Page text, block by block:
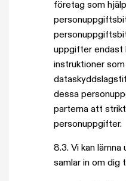
företag som
uppgifter endast
instruktioner
dessa
parterna att
personuppgifter.
8.3. Vi kan
samlar in om dig